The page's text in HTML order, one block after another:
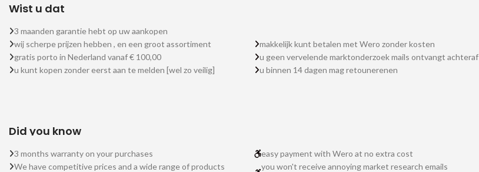
Wist u dat
3 maanden garantie hebt op uw aankopen
wij scherpe prijzen hebben , en een groot assortiment
gratis porto in Nederland vanaf € 100,00
u kunt kopen zonder eerst aan te melden [wel zo veilig]
makkelijk kunt betalen met Wero zonder kosten
u geen vervelende marktonderzoek mails ontvangt achteraf
u binnen 14 dagen mag retounerenen
Did you know
3 months warranty on your purchases
We have competitive prices and a wide range of products
easy payment with Wero at no extra cost
you won't receive annoying market research emails